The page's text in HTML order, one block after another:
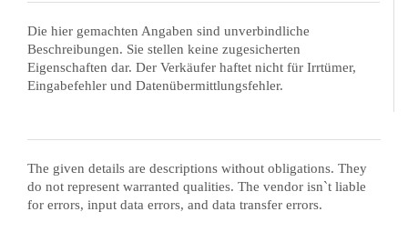
Die hier gemachten Angaben sind unverbindliche
Beschreibungen. Sie stellen keine zugesicherten
Eigenschaften dar. Der Verkäufer haftet nicht für Irrtümer,
Eingabefehler und Datenübermittlungsfehler.
The given details are descriptions without obligations. They
do not represent warranted qualities. The vendor isn`t liable
for errors, input data errors, and data transfer errors.